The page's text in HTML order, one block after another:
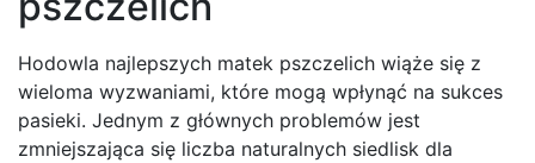
Hodowla najlepszych matek pszczelich wiąże się z
wieloma wyzwaniami, które mogą wpłynąć na sukces
pasieki. Jednym z głównych problemów jest
zmniejszająca się liczba naturalnych siedlisk dla